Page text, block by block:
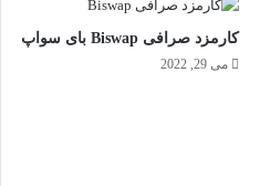
کارمزد صرافی Biswap بای سواپ
می 29, 2022